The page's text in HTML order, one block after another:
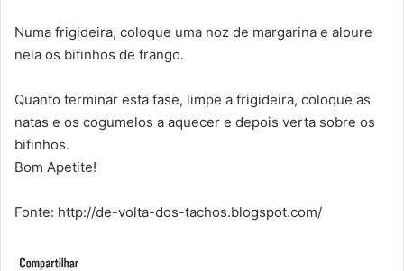
Numa frigideira, coloque uma noz de margarina e aloure
nela os bifinhos de frango.
Quanto terminar esta fase, limpe a frigideira, coloque as
natas e os cogumelos a aquecer e depois verta sobre os
bifinhos.
Bom Apetite!
Fonte: http://de-volta-dos-tachos.blogspot.com/